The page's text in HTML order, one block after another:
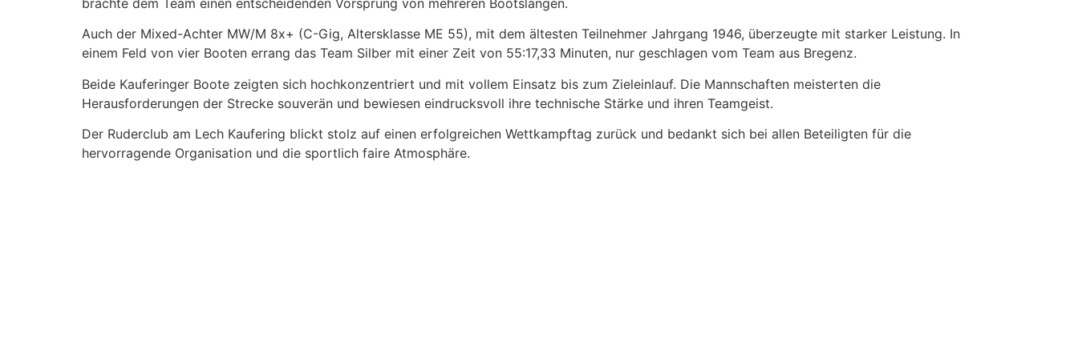
Auch der Mixed-Achter MW/M 8x+ (C-Gig, Altersklasse ME 55), mit dem ältesten Teilnehmer Jahrgang 1946, überzeugte mit starker Leistung. In
einem Feld von vier Booten errang das Team Silber mit einer Zeit von 55:17,33 Minuten, nur geschlagen vom Team aus Bregenz.
Beide Kauferinger Boote zeigten sich hochkonzentriert und mit vollem Einsatz bis zum Zieleinlauf. Die Mannschaften meisterten die
Herausforderungen der Strecke souverän und bewiesen eindrucksvoll ihre technische Stärke und ihren Teamgeist.
Der Ruderclub am Lech Kaufering blickt stolz auf einen erfolgreichen Wettkampftag zurück und bedankt sich bei allen Beteiligten für die
hervorragende Organisation und die sportlich faire Atmosphäre.